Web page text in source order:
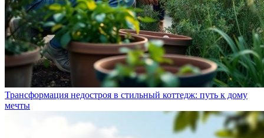
Трансформация недостроя в стильный коттедж: путь к дому
мечты